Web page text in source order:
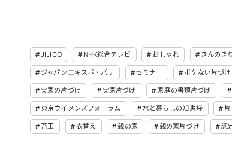
JIJICO NHK総合テレビ おしゃれ きんのき
ジャパンエキスポ・パリ セミナー ボケない片づけ
実家の片づけ 実家片づけ 家庭の書類片づけ
東京ウイメンズフォーラム 水と暮らしの知恵袋
苔玉 衣替え 親の家 親の家片づけ 認